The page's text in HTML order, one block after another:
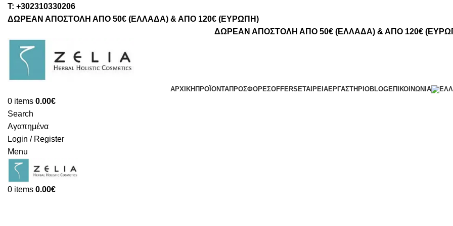
Τ: +302310330206
ΔΩΡΕΑΝ ΑΠΟΣΤΟΛΗ ΑΠΟ 50€ (ΕΛΛΑΔΑ) & ΑΠΟ 120€ (ΕΥΡΩΠΗ)
ΔΩΡΕΑΝ ΑΠΟΣΤΟΛΗ ΑΠΟ 50€ (ΕΛΛΑΔΑ) & ΑΠΟ 120€
ΑΡΧΙΚΉ ΠΡΟΪΌΝΤΑΠΡΟΣΦΟΡΈΣOFFERS ΕΤΑΙΡΕΊΑΕΡΓΑΣΤΉΡΙΟBLOGΕΠΙΚΟΙΝΩΝΊΑ
0 items 0.00€
Search
Αγαπημένα
Login / Register
Menu
0 items 0.00€